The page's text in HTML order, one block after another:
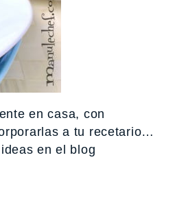
en casa, con
a tu recetario…
en el blog